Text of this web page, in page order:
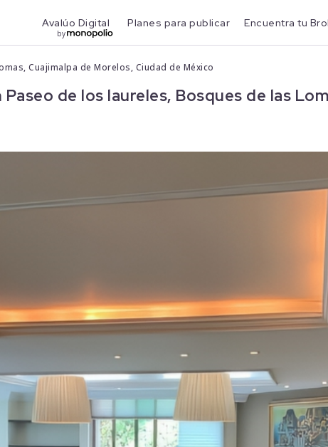
Avalúo Digital
by
Planes para publicar Encuentra tu
Cuajimalpa de Morelos, Ciudad de México
de los laureles, Bosques de las